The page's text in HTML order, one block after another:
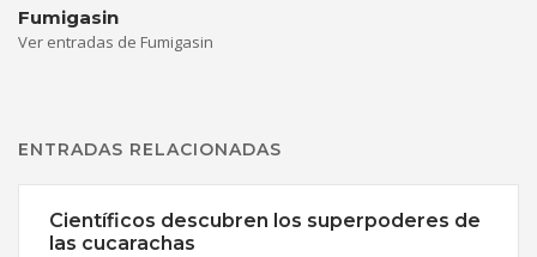
Fumigasin
Ver entradas de Fumigasin
ENTRADAS RELACIONADAS
Científicos descubren los superpoderes de
las cucarachas